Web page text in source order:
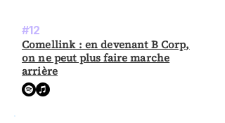
#12
Comellink : en devenant B Corp,
on ne peut plus faire marche
arrière